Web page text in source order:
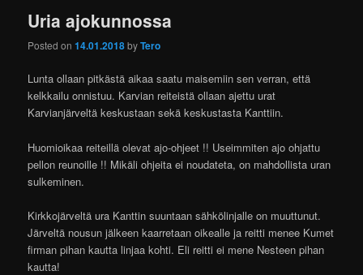
Uria ajokunnossa
Posted on14.01.2018byTero
Lunta ollaan pitkästä aikaa saatu maisemiin sen verran, että
kelkkailu onnistuu. Karvian reiteistä ollaan ajettu urat
Karvianjärveltä keskustaan sekä keskustasta Kanttiin.
Huomioikaa reiteillä olevat ajo-ohjeet !! Useimmiten ajo ohjattu
pellon reunoille !! Mikäli ohjeita ei noudateta, on mahdollista uran
sulkeminen.
Kirkkojärveltä ura Kanttin suuntaan sähkölinjalle on muuttunut.
Järveltä nousun jälkeen kaarretaan oikealle ja reitti menee Kumet
firman pihan kautta linjaa kohti. Eli reitti ei mene Nesteen pihan
kautta!